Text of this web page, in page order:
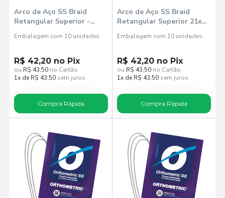
Arco de Aço SS Braid
Retangular Superior -
Embalagem com 10 unidades.
R$ 42,20 no Pix
ou R$ 43,50 no Cartão
1x de R$ 43,50 sem juros
Compra Rápida
Arco de Aço SS Braid
Retangular Superior 21x25
Embalagem com 10 unidades.
R$ 42,20 no Pix
ou R$ 43,50 no Cartão
1x de R$ 43,50 sem juros
Compra Rápida